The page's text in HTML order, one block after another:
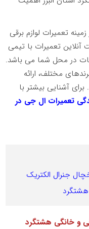
تعمیرات لوازم برقی
تعمیرات با تیمی
در محل شما می باشد.
مختلف، ارائه
آشنایی بیشتر با
تعمیرات ال جی در
جنرال الکتریک
هشتگرد
و خانگی هشتگرد